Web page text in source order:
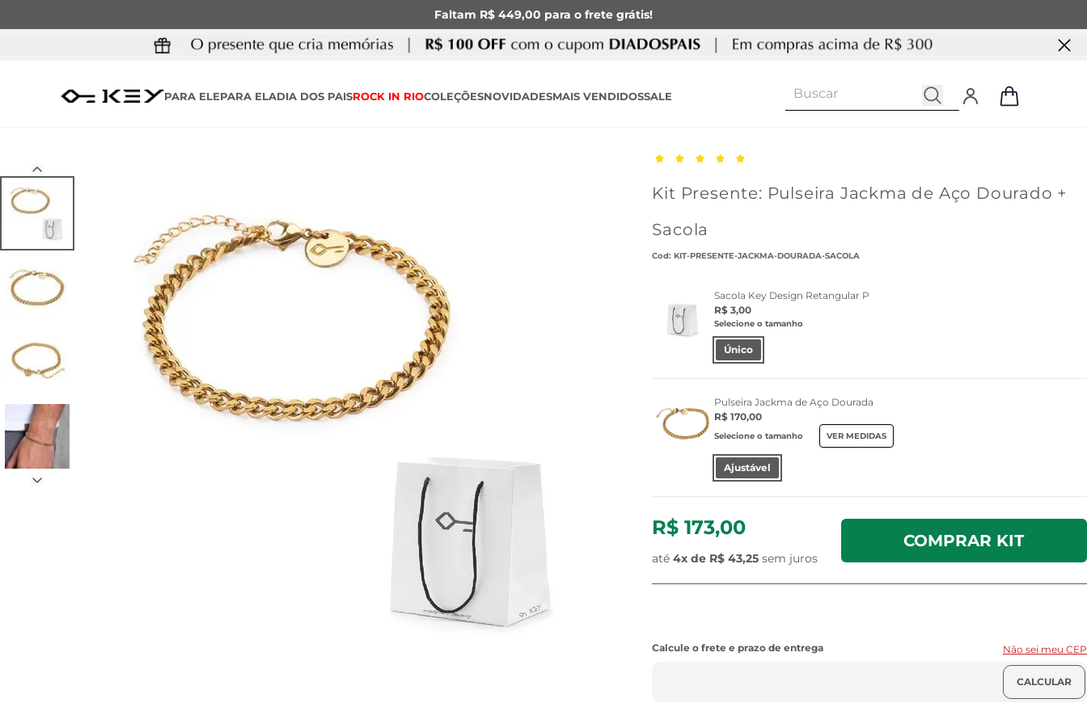
Faltam R$ 449,00 para o frete grátis!
PARA ELEPARA ELADIA DOS PAISROCK IN RIOCOLEÇÕESNOVIDADESMAIS VENDIDOSSALE
Kit Presente: Pulseira Jackma de Aço Dourado +
Sacola
:KIT-PRESENTE-JACKMA-DOURADA-SACOLA
Sacola Key Design Retangular P
R$ 3,00
Selecione o tamanho
Único
Pulseira Jackma de Aço Dourada
R$ 170,00
Selecione o tamanho VER MEDIDAS
Ajustável
R$ 173,00
até 4x de R$ 43,25 sem juros
COMPRAR KIT
Não sei meu CEP